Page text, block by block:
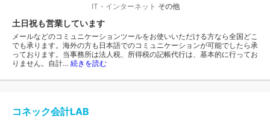
IT・インターネット その他
土日祝も営業しています
メールなどのコミュニケーションツールをお使いいただける方なら全国どこ
でも承ります。海外の方も日本語でのコミュニケーションが可能でしたら承
っております。当事務所は法人税、所得税の記帳代行は、基本的に行ってお
りません。自計… 続きを読む
コネック会計LAB